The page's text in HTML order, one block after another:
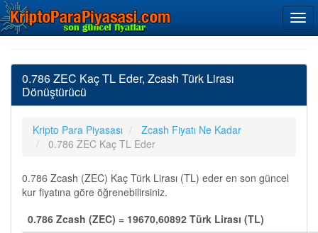
0.786 ZEC Kaç TL Eder, Zcash Türk Lirası
Dönüştürücü
Kripto Para Piyasası
Zcash Fiyatı Ne Kadar
0.786 ZEC Kaç TL Eder
0.786 Zcash (ZEC) Kaç Türk Lirası (TL) eder en son güncel
kur fiyatına göre öğrenebilirsiniz.
0.786 Zcash (ZEC) = 19670,60892 Türk Lirası (TL)